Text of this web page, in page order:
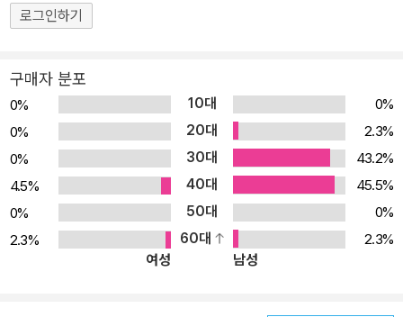
로그인하기
구매자 분포
0% 10대
0%
0%
20대
2.3%
0%
30대
43.2%
4.5%
40대
45.5%
0%
50대
0%
2.3%
60대
2.3%
여성
남성